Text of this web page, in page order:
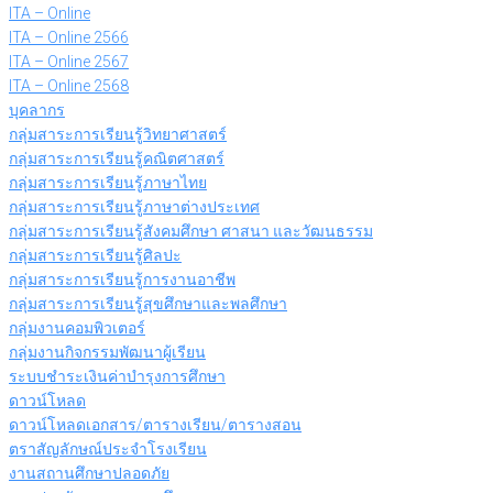
ITA – Online
ITA – Online 2566
ITA – Online 2567
ITA – Online 2568
บุคลากร
กลุ่มสาระการเรียนรู้วิทยาศาสตร์
กลุ่มสาระการเรียนรู้คณิตศาสตร์
กลุ่มสาระการเรียนรู้ภาษาไทย
กลุ่มสาระการเรียนรู้ภาษาต่างประเทศ
กลุ่มสาระการเรียนรู้สังคมศึกษา ศาสนา และวัฒนธรรม
กลุ่มสาระการเรียนรู้ศิลปะ
กลุ่มสาระการเรียนรู้การงานอาชีพ
กลุ่มสาระการเรียนรู้สุขศึกษาและพลศึกษา
กลุ่มงานคอมพิวเตอร์
กลุ่มงานกิจกรรมพัฒนาผู้เรียน
ระบบชำระเงินค่าบำรุงการศึกษา
ดาวน์โหลด
ดาวน์โหลดเอกสาร/ตารางเรียน/ตารางสอน
ตราสัญลักษณ์ประจำโรงเรียน
งานสถานศึกษาปลอดภัย